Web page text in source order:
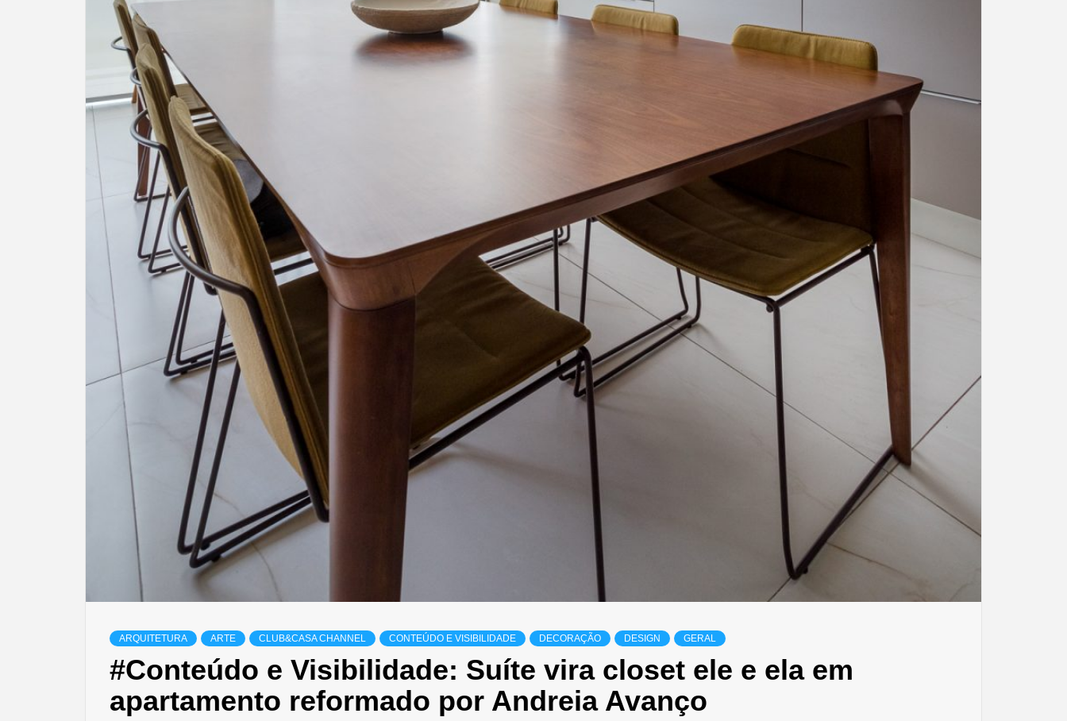
ARQUITETURA ARTE CLUB&CASA CHANNEL CONTEÚDO E VISIBILIDADE DECORAÇÃO DESIGN GERAL
#Conteúdo e Visibilidade: Suíte vira closet ele e ela em
apartamento reformado por Andreia Avanço